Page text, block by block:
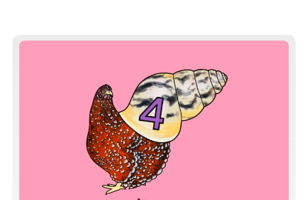
сетей. В мирное время в